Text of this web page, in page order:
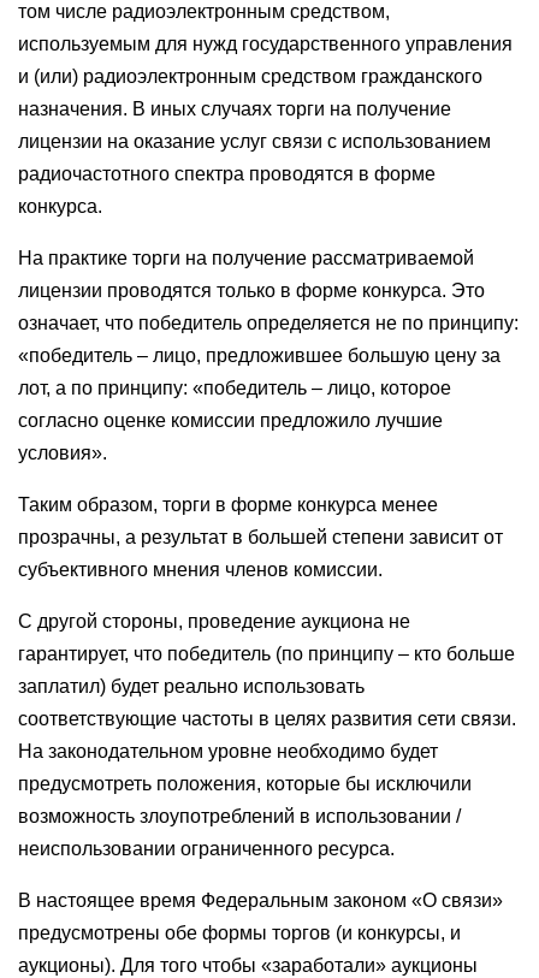
том числе радиоэлектронным средством,
используемым для нужд государственного управления
и (или) радиоэлектронным средством гражданского
назначения. В иных случаях торги на получение
лицензии на оказание услуг связи с использованием
радиочастотного спектра проводятся в форме
конкурса.
На практике торги на получение рассматриваемой
лицензии проводятся только в форме конкурса. Это
означает, что победитель определяется не по принципу:
«победитель – лицо, предложившее большую цену за
лот, а по принципу: «победитель – лицо, которое
согласно оценке комиссии предложило лучшие
условия».
Таким образом, торги в форме конкурса менее
прозрачны, а результат в большей степени зависит от
субъективного мнения членов комиссии.
С другой стороны, проведение аукциона не
гарантирует, что победитель (по принципу – кто больше
заплатил) будет реально использовать
соответствующие частоты в целях развития сети связи.
На законодательном уровне необходимо будет
предусмотреть положения, которые бы исключили
возможность злоупотреблений в использовании /
неиспользовании ограниченного ресурса.
В настоящее время Федеральным законом «О связи»
предусмотрены обе формы торгов (и конкурсы, и
аукционы). Для того чтобы «заработали» аукционы